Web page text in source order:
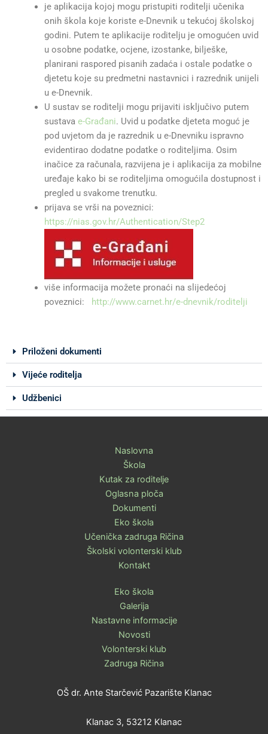
je aplikacija kojoj mogu pristupiti roditelji učenika
onih škola koje koriste e-Dnevnik u tekućoj školskoj
godini. Putem te aplikacije roditelju je omogućen uvid
u osobne podatke, ocjene, izostanke, bilješke,
planirani raspored pisanih zadaća i ostale podatke o
djetetu koje su predmetni nastavnici i razrednik unijeli
u e-Dnevnik.
U sustav se roditelji mogu prijaviti isključivo putem
sustava e-Građani. Uvid u podatke djeteta moguć je
pod uvjetom da je razrednik u e-Dnevniku ispravno
evidentirao dodatne podatke o roditeljima. Osim
inačice za računala, razvijena je i aplikacija za mobilne
uređaje kako bi se roditeljima omogućila dostupnost i
pregled u svakome trenutku.
prijava se vrši na poveznici:
https://nias.gov.hr/Authentication/Step2
više informacija možete pronaći na slijedećoj
poveznici:
http://www.carnet.hr/e-dnevnik/roditelji
Priloženi dokumenti
Vijeće roditelja
Udžbenici
Naslovna
Škola
Kutak za roditelje
Oglasna ploča
Dokumenti
Eko škola
Učenička zadruga Ričina
Školski volonterski klub
Kontakt
Eko škola
Galerija
Nastavne informacije
Novosti
Volonterski klub
Zadruga Ričina
OŠ dr. Ante Starčević Pazarište Klanac
Klanac 3, 53212 Klanac